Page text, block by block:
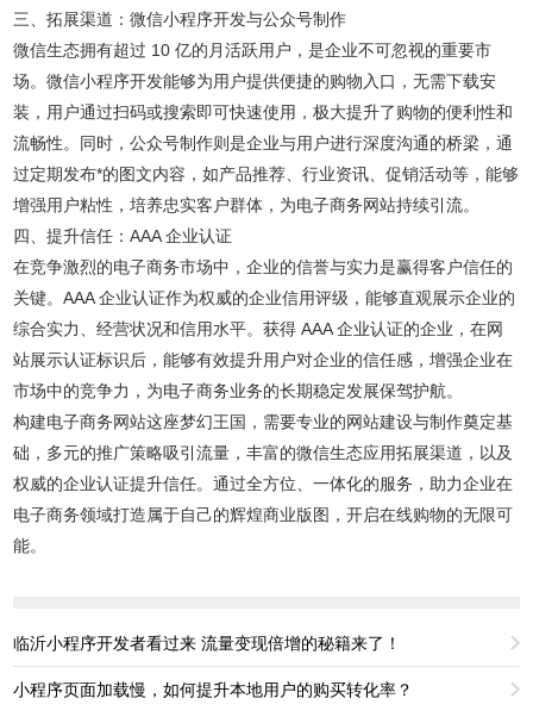
三、拓展渠道：微信小程序开发与公众号制作
微信生态拥有超过 10 亿的月活跃用户，是企业不可忽视的重要市
场。微信小程序开发能够为用户提供便捷的购物入口，无需下载安
装，用户通过扫码或搜索即可快速使用，极大提升了购物的便利性和
流畅性。同时，公众号制作则是企业与用户进行深度沟通的桥梁，通
过定期发布*的图文内容，如产品推荐、行业资讯、促销活动等，能够
增强用户粘性，培养忠实客户群体，为电子商务网站持续引流。
四、提升信任：AAA 企业认证
在竞争激烈的电子商务市场中，企业的信誉与实力是赢得客户信任的
关键。AAA 企业认证作为权威的企业信用评级，能够直观展示企业的
综合实力、经营状况和信用水平。获得 AAA 企业认证的企业，在网
站展示认证标识后，能够有效提升用户对企业的信任感，增强企业在
市场中的竞争力，为电子商务业务的长期稳定发展保驾护航。
构建电子商务网站这座梦幻王国，需要专业的网站建设与制作奠定基
础，多元的推广策略吸引流量，丰富的微信生态应用拓展渠道，以及
权威的企业认证提升信任。通过全方位、一体化的服务，助力企业在
电子商务领域打造属于自己的辉煌商业版图，开启在线购物的无限可
能。
临沂小程序开发者看过来 流量变现倍增的秘籍来了！
小程序页面加载慢，如何提升本地用户的购买转化率？